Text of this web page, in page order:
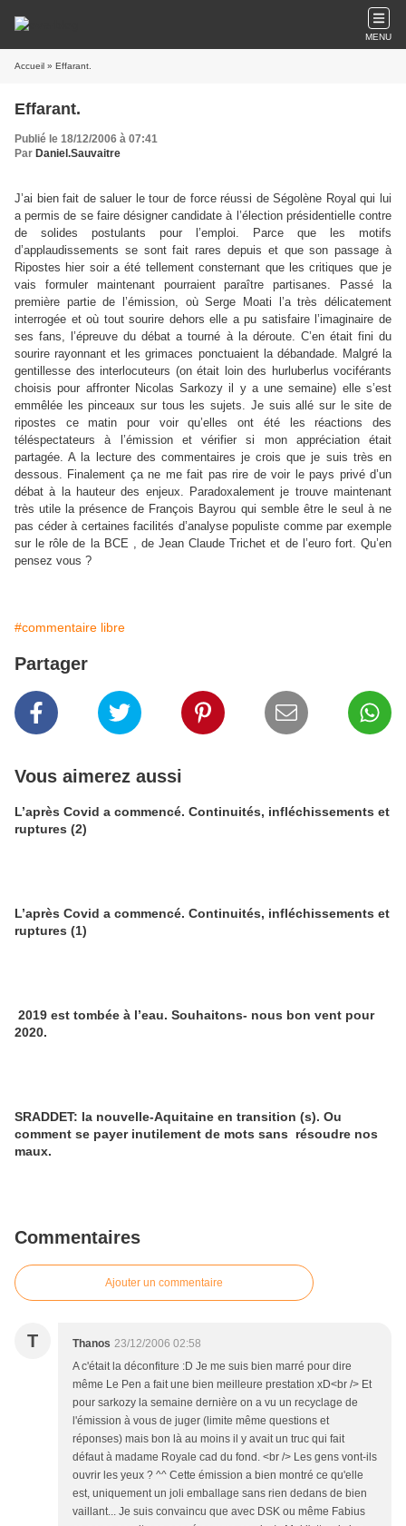
MENU
Accueil » Effarant.
Effarant.
Publié le 18/12/2006 à 07:41
Par Daniel.Sauvaitre
J’ai bien fait de saluer le tour de force réussi de Ségolène Royal qui lui
a permis de se faire désigner candidate à l’élection présidentielle contre
de solides postulants pour l’emploi. Parce que les motifs
d’applaudissements se sont fait rares depuis et que son passage à
Ripostes hier soir a été tellement consternant que les critiques que je
vais formuler maintenant pourraient paraître partisanes. Passé la
première partie de l’émission, où Serge Moati l’a très délicatement
interrogée et où tout sourire dehors elle a pu satisfaire l’imaginaire de
ses fans, l’épreuve du débat a tourné à la déroute. C’en était fini du
sourire rayonnant et les grimaces ponctuaient la débandade. Malgré la
gentillesse des interlocuteurs (on était loin des hurluberlus vociférants
choisis pour affronter Nicolas Sarkozy il y a une semaine) elle s’est
emmêlée les pinceaux sur tous les sujets. Je suis allé sur le site de
ripostes ce matin pour voir qu’elles ont été les réactions des
téléspectateurs à l’émission et vérifier si mon appréciation était
partagée. A la lecture des commentaires je crois que je suis très en
dessous. Finalement ça ne me fait pas rire de voir le pays privé d’un
débat à la hauteur des enjeux. Paradoxalement je trouve maintenant
très utile la présence de François Bayrou qui semble être le seul à ne
pas céder à certaines facilités d’analyse populiste comme par exemple
sur le rôle de la BCE , de Jean Claude Trichet et de l’euro fort. Qu’en
pensez vous ?
#commentaire libre
Partager
Vous aimerez aussi
L’après Covid a commencé. Continuités, infléchissements et
ruptures (2)
L’après Covid a commencé. Continuités, infléchissements et
ruptures (1)
2019 est tombée à l’eau. Souhaitons- nous bon vent pour
2020.
SRADDET: la nouvelle-Aquitaine en transition (s). Ou
comment se payer inutilement de mots sans résoudre nos
maux.
Commentaires
Ajouter un commentaire
T Thanos 23/12/2006 02:58
A c'était la déconfiture :D Je me suis bien marré pour dire
même Le Pen a fait une bien meilleure prestation xD<br /> Et
pour sarkozy la semaine dernière on a vu un recyclage de
l'émission à vous de juger (limite même questions et
réponses) mais bon là au moins il y avait un truc qui fait
défaut à madame Royale cad du fond. <br /> Les gens vont-ils
ouvrir les yeux ? ^^ Cette émission a bien montré ce qu'elle
est, uniquement un joli emballage sans rien dedans de bien
vaillant... Je suis convaincu que avec DSK ou même Fabius